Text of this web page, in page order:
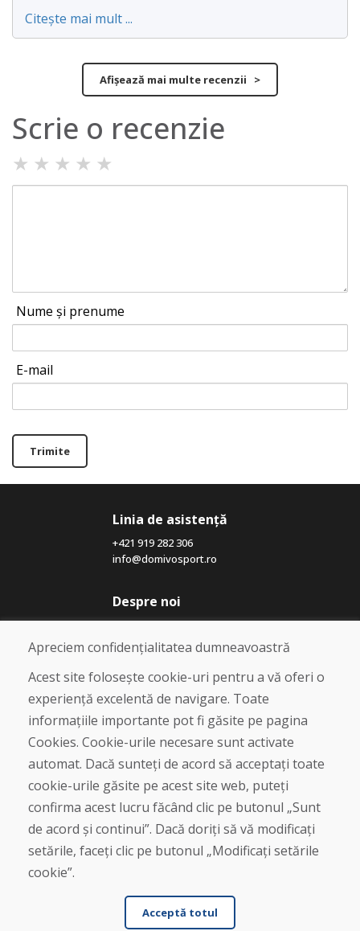
Citește mai mult ...
Afișează mai multe recenzii >
Scrie o recenzie
★ ★ ★ ★ ★
Nume și prenume
E-mail
Trimite
Linia de asistență
+421 919 282 306
info@domivosport.ro
Despre noi
Blog
Despre noi
Magazin
Contact
Cumpărare
Magazin online
Livrare și plată
Plângere
Retur și schimb de mărfuri
Protecția datelor cu caracter personal
Cookies
Apreciem confidențialitatea dumneavoastră
Acest site folosește cookie-uri pentru a vă oferi o
experiență excelentă de navigare. Toate
informațiile importante pot fi găsite pe pagina
Cookies. Cookie-urile necesare sunt activate
automat. Dacă sunteți de acord să acceptați toate
cookie-urile găsite pe acest site web, puteți
confirma acest lucru făcând clic pe butonul „Sunt
de acord și continui”. Dacă doriți să vă modificați
setările, faceți clic pe butonul „Modificați setările
cookie”.
Acceptă totul